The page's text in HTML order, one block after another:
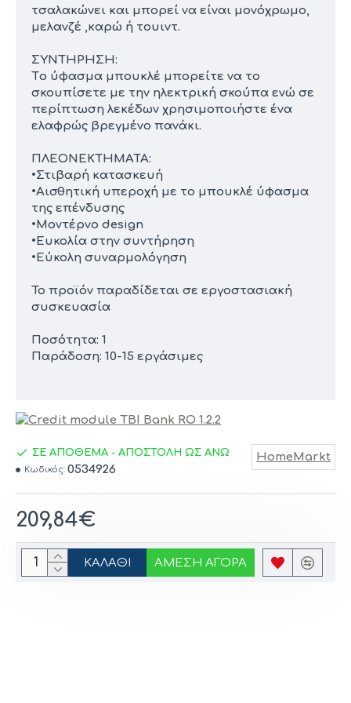
τσαλακώνει και μπορεί να είναι μονόχρωμο,
μελανζέ ,καρώ ή τουιντ.
ΣΥΝΤΗΡΗΣΗ:
Tο ύφασμα μπουκλέ μπορείτε να το
σκουπίσετε με την ηλεκτρική σκούπα ενώ σε
περίπτωση λεκέδων χρησιμοποιήστε ένα
ελαφρώς βρεγμένο πανάκι.
ΠΛΕΟΝΕΚΤΗΜΑΤΑ:
•Στιβαρή κατασκευή
•Αισθητική υπεροχή με το μπουκλέ ύφασμα
της επένδυσης
•Μοντέρνο design
•Ευκολία στην συντήρηση
•Εύκολη συναρμολόγηση
Το προϊόν παραδίδεται σε εργοστασιακή
συσκευασία
Ποσότητα: 1
Παράδοση: 10-15 εργάσιμες
209,84€
ΣΕ ΑΠΟΘΕΜΑ - ΑΠΟΣΤΟΛΗ ΩΣ ΑΝΩ
Κωδικός: 0534926
HomeMarkt
ΚΑΛΆΘΙ ΆΜΕΣΗ ΑΓΟΡΆ